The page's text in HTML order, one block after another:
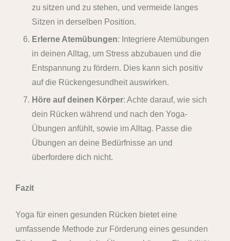
zu sitzen und zu stehen, und vermeide langes
Sitzen in derselben Position.
Erlerne Atemübungen: Integriere Atemübungen
in deinen Alltag, um Stress abzubauen und die
Entspannung zu fördern. Dies kann sich positiv
auf die Rückengesundheit auswirken.
Höre auf deinen Körper: Achte darauf, wie sich
dein Rücken während und nach den Yoga-
Übungen anfühlt, sowie im Alltag. Passe die
Übungen an deine Bedürfnisse an und
überfordere dich nicht.
Fazit
Yoga für einen gesunden Rücken bietet eine
umfassende Methode zur Förderung eines gesunden